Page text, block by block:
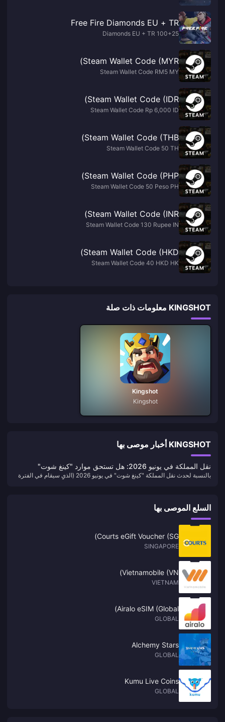
Free Fire Diamonds EU + TR
100+25 Diamonds EU + TR
Steam Wallet Code (MYR)
Steam Wallet Code RM5 MY
Steam Wallet Code (IDR)
Steam Wallet Code Rp 6,000 ID
Steam Wallet Code (THB)
Steam Wallet Code 50 TH
Steam Wallet Code (PHP)
Steam Wallet Code 50 Peso PH
Steam Wallet Code (INR)
Steam Wallet Code 130 Rupee IN
Steam Wallet Code (HKD)
Steam Wallet Code 40 HKD HK
KINGSHOT معلومات ذات صلة
Kingshot
Kingshot
KINGSHOT أخبار موصى بها
نقل المملكة في يونيو 2026: هل تستحق موارد "كينغ شوت"
(Kingshot) الشراء؟
بالنسبة لحدث نقل المملكة "كينغ شوت" في يونيو 2026 (الذي سيقام في الفترة
الشراء اللتان تبرران سعرهما فعلياً هما **حزمة تسريع + معدات متوسطة المدى
ينتقلون إلى ممالك متطورة، فسيواجهون تناقصاً كبيراً في العوائد بعد تجاوز حاجز
**200 دولار**.
السلع الموصى بها
Courts eGift Voucher (SG)
SINGAPORE
Vietnamobile (VN)
VIETNAM
Airalo eSIM (Global)
GLOBAL
Alchemy Stars
GLOBAL
Kumu Live Coins
GLOBAL